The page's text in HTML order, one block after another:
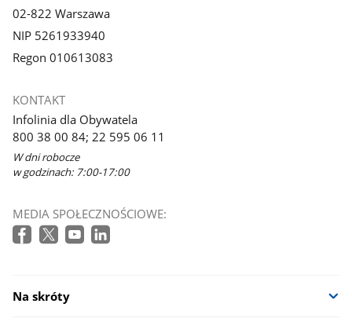
02-822 Warszawa
NIP 5261933940
Regon 010613083
KONTAKT
Infolinia dla Obywatela
800 38 00 84; 22 595 06 11
W dni robocze
w godzinach: 7:00-17:00
MEDIA SPOŁECZNOŚCIOWE:
Na skróty